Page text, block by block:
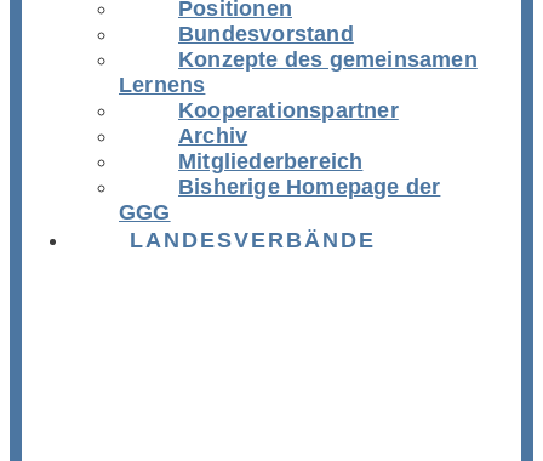
Positionen
Bundesvorstand
Konzepte des gemeinsamen
Lernens
Kooperationspartner
Archiv
Mitgliederbereich
Bisherige Homepage der
GGG
LANDESVERBÄNDE